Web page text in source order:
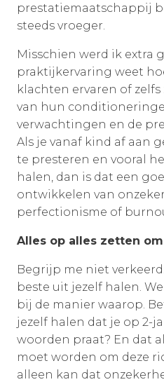
prestatiemaatschappij
steeds vroeger.
Misschien werd ik extra
praktijkervaring weet
klachten ervaren of
van hun
verwachtingen en de
Als je vanaf kind af aan
te presteren en vooral
halen, dan is dat een
ontwikkelen van
perfectionisme of
Alles op alles zetten
Begrijp me niet
beste uit jezelf halen.
bij de manier waarop.
jezelf halen dat je op 2-
woorden praat? En dat
moet worden om deze
alleen kan dat